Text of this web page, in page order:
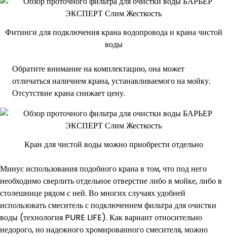
Фитинги для подключения крана водопровода и крана чистой
воды
Обратите внимание на комплектацию, она может
отличаться наличием крана, устанавливаемого на мойку.
Отсутствие крана снижает цену.
Кран для чистой воды можно приобрести отдельно
Минус использования подобного крана в том, что под него
необходимо сверлить отдельное отверстие либо в мойке, либо в
столешнице рядом с ней. Во многих случаях удобней
использовать смеситель с подключением фильтра для очистки
воды (технология PURE LIFE). Как вариант относительно
недорого, но надежного хромированного смесителя, можно